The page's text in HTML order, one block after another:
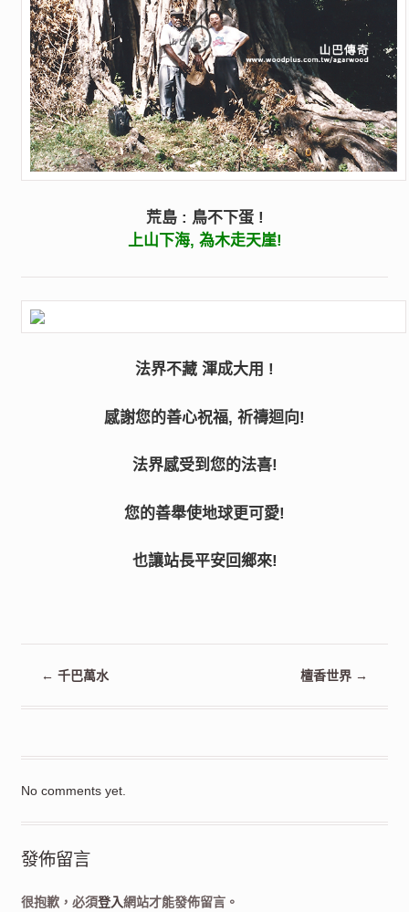
荒島 : 鳥不下蛋 !
上山下海, 為木走天崖!
法界不藏 渾成大用 !
感謝您的善心祝福, 祈禱迴向!
法界感受到您的法喜!
您的善舉使地球更可愛!
也讓站長平安回鄉來!
← 千巴萬水 檀香世界 →
No comments yet.
發佈留言
很抱歉，必須登入網站才能發佈留言。